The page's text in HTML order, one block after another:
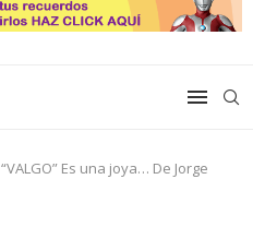
“VALGO” Es una joya… De Jorge